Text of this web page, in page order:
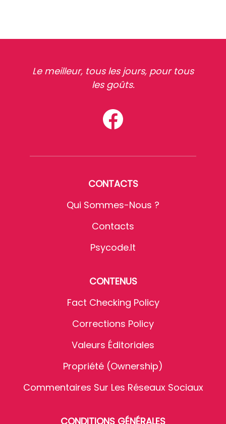
Le meilleur, tous les jours, pour tous
les goûts.
CONTACTS
Qui Sommes-Nous ?
Contacts
Psycode.it
CONTENUS
Fact Checking Policy
Corrections Policy
Valeurs Éditoriales
Propriété (Ownership)
Commentaires Sur Les Réseaux Sociaux
CONDITIONS GÉNÉRALES